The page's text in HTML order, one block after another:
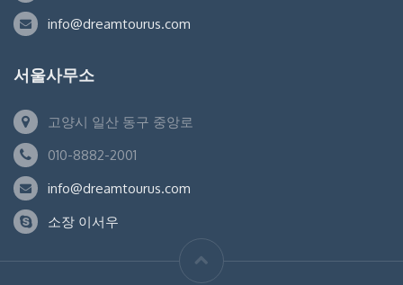
info@dreamtourus.com
서울사무소
고양시 일산 동구 중앙로
010-8882-2001
info@dreamtourus.com
소장 이서우